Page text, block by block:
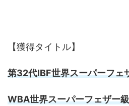
【獲得タイトル】
第32代IBF世界スーパーフェ
WBA世界スーパーフェザー